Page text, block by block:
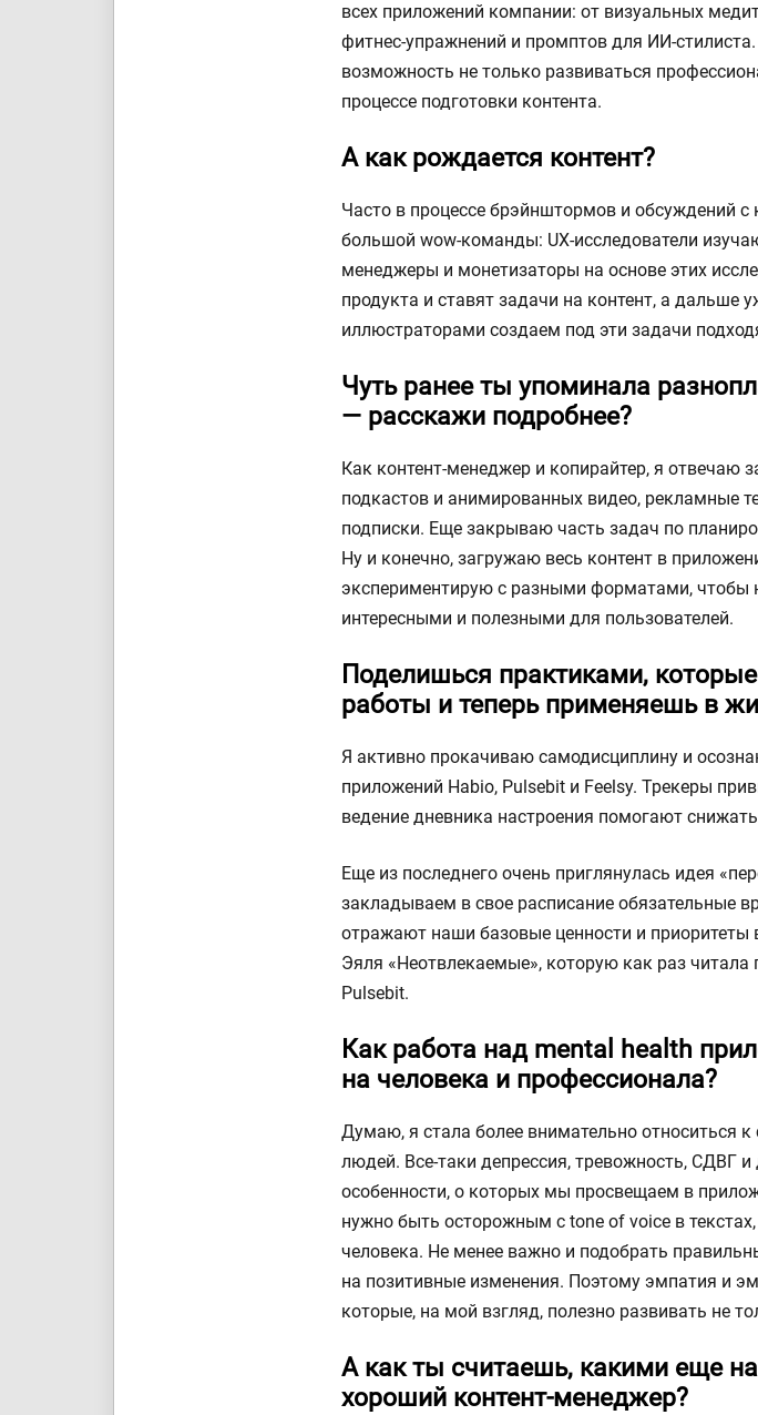
всех приложений компании: от визуальных
фитнес-упражнений и промптов для ИИ-
возможность не только развиваться
процессе подготовки контента.
А как рождается контент?
Часто в процессе брэйнштормов и обсуждений с
большой wow-команды: UX-исследователи
менеджеры и монетизаторы на основе этих
продукта и ставят задачи на контент, а дальше
иллюстраторами создаем под эти задачи
Чуть ранее ты упоминала
— расскажи подробнее?
Как контент-менеджер и копирайтер, я отвечаю
подкастов и анимированных видео, рекламные
подписки. Еще закрываю часть задач по
Ну и конечно, загружаю весь контент в
экспериментирую с разными форматами, чтобы
интересными и полезными для пользователей.
Поделишься практиками,
работы и теперь применяешь в
Я активно прокачиваю самодисциплину и
приложений Habio, Pulsebit и Feelsy. Трекеры
ведение дневника настроения помогают
Еще из последнего очень приглянулась идея
закладываем в свое расписание обязательные
отражают наши базовые ценности и
Эяля «Неотвлекаемые», которую как раз
Pulsebit.
Как работа над mental health
на человека и профессионала?
Думаю, я стала более внимательно относиться
людей. Все-таки депрессия, тревожность, СДВГ
особенности, о которых мы просвещаем в
нужно быть осторожным с tone of voice в
человека. Не менее важно и подобрать
на позитивные изменения. Поэтому эмпатия и
которые, на мой взгляд, полезно развивать не
А как ты считаешь, какими еще
хороший контент-менеджер?